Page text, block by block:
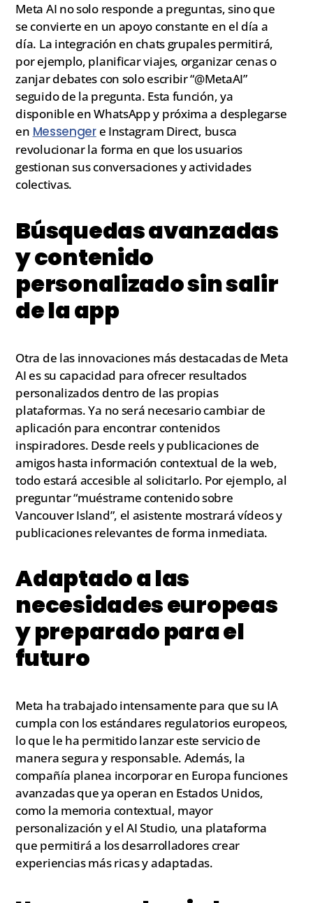
Meta AI no solo responde a preguntas, sino que
se convierte en un apoyo constante en el día a
día. La integración en chats grupales permitirá,
por ejemplo, planificar viajes, organizar cenas o
zanjar debates con solo escribir “@MetaAI”
seguido de la pregunta. Esta función, ya
disponible en WhatsApp y próxima a desplegarse
en Messengere Instagram Direct, busca
revolucionar la forma en que los usuarios
gestionan sus conversaciones y actividades
colectivas.
Búsquedas avanzadas
y contenido
personalizado sin salir
de la app
Otra de las innovaciones más destacadas de Meta
AI es su capacidad para ofrecer resultados
personalizados dentro de las propias
plataformas. Ya no será necesario cambiar de
aplicación para encontrar contenidos
inspiradores. Desde reels y publicaciones de
amigos hasta información contextual de la web,
todo estará accesible al solicitarlo. Por ejemplo, al
preguntar “muéstrame contenido sobre
Vancouver Island”, el asistente mostrará vídeos y
publicaciones relevantes de forma inmediata.
Adaptado a las
necesidades europeas
y preparado para el
futuro
Meta ha trabajado intensamente para que su IA
cumpla con los estándares regulatorios europeos,
lo que le ha permitido lanzar este servicio de
manera segura y responsable. Además, la
compañía planea incorporar en Europa funciones
avanzadas que ya operan en Estados Unidos,
como la memoria contextual, mayor
personalización y el AI Studio, una plataforma
que permitirá a los desarrolladores crear
experiencias más ricas y adaptadas.